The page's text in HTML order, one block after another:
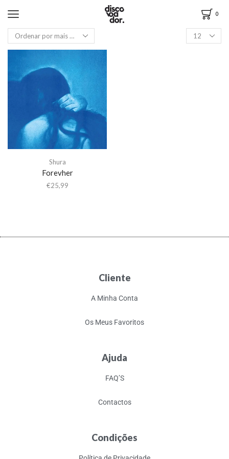
0
Shura
Forevher
€25,99
Cliente
A Minha Conta
Os Meus Favoritos
Ajuda
FAQ’S
Contactos
Condições